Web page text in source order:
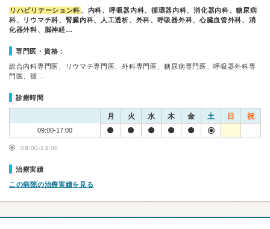
リハビリテーション科 、内科、呼吸器内科、循環器内科、消化器内科、糖尿病
科、リウマチ科、腎臓内科、人工透析、外科、呼吸器外科、心臓血管外科、消
化器外科、脳神経…
専門医・資格：
総合内科専門医、リウマチ専門医、外科専門医、糖尿病専門医、呼吸器外科専
門医、循…
診療時間
月 火 水 木 金 土 日 祝
09:00-17:00
09:00-13:00
治療実績
この病院の治療実績を見る